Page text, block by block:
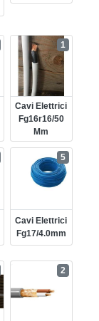
Cavi Elettrici
Fg16r16/50
Mm
1
Cavi Elettrici
Fg17/4.0mm
5
2